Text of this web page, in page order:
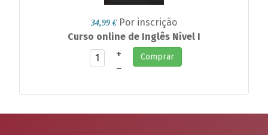
34,99 € Por inscrição
Curso online de Inglês Nível I
+
–
Comprar